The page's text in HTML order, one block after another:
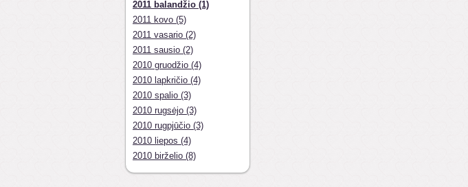
2011 balandžio (1)
2011 kovo (5)
2011 vasario (2)
2011 sausio (2)
2010 gruodžio (4)
2010 lapkričio (4)
2010 spalio (3)
2010 rugsėjo (3)
2010 rugpjūčio (3)
2010 liepos (4)
2010 birželio (8)